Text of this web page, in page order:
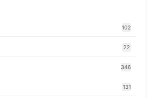
102
22
346
131